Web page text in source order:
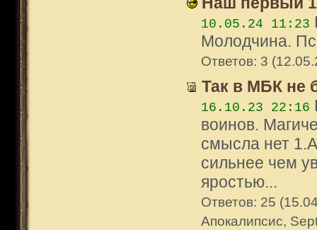
10.05.24 11:23
Молодчина.
Ответов: 3
Так в МБК не
16.10.23 22:16
воинов.
смысла нет
сильнее чем
яростью...
Ответов: 25
Апокалипсис,